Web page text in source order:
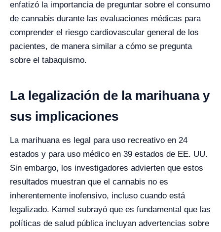
enfatizó la importancia de preguntar sobre el consumo
de cannabis durante las evaluaciones médicas para
comprender el riesgo cardiovascular general de los
pacientes, de manera similar a cómo se pregunta
sobre el tabaquismo.
La legalización de la marihuana y
sus implicaciones
La marihuana es legal para uso recreativo en 24
estados y para uso médico en 39 estados de EE. UU.
Sin embargo, los investigadores advierten que estos
resultados muestran que el cannabis no es
inherentemente inofensivo, incluso cuando está
legalizado. Kamel subrayó que es fundamental que las
políticas de salud pública incluyan advertencias sobre